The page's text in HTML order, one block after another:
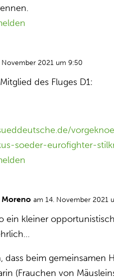
November 2021 um 9:50
des Fluges D1:
soeder-eurofighter-
Moreno am 14. November 2021
ein kleiner
dass beim gemeinsamen
(Frauchen von